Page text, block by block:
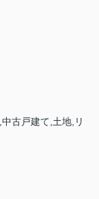
古戸建て,土地,リ